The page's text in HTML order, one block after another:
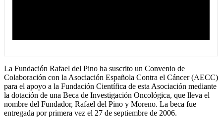
La Fundación Rafael del Pino ha suscrito un Convenio de
Colaboración con la Asociación Española Contra el Cáncer (AECC)
para el apoyo a la Fundación Científica de esta Asociación mediante
la dotación de una Beca de Investigación Oncológica, que lleva el
nombre del Fundador, Rafael del Pino y Moreno. La beca fue
entregada por primera vez el 27 de septiembre de 2006.